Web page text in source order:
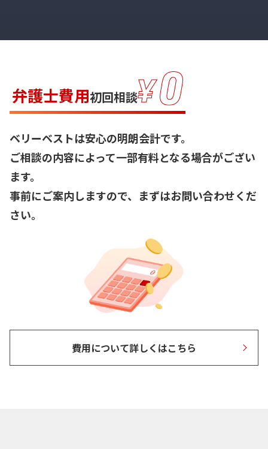
弁護士費用初回相談
ベリーベストは安心の明朗会計です。
ご相談の内容によって一部有料となる場合がござい
ます。
事前にご案内しますので、まずはお問い合わせくだ
さい。
費用について詳しくはこちら